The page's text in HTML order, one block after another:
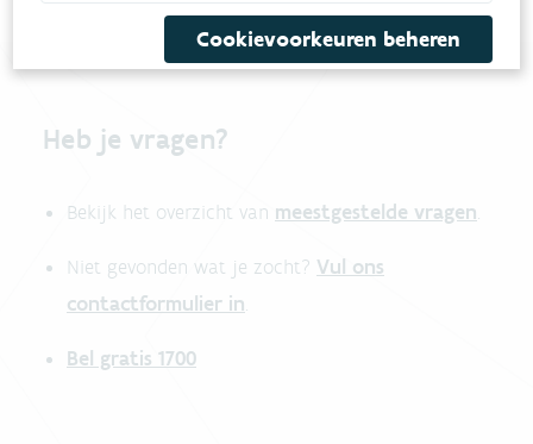
Heb je vragen?
Bekijk het overzicht van meestgestelde vragen.
Niet gevonden wat je zocht? Vul ons
contactformulier in.
Bel gratis 1700
Cookievoorkeuren beheren